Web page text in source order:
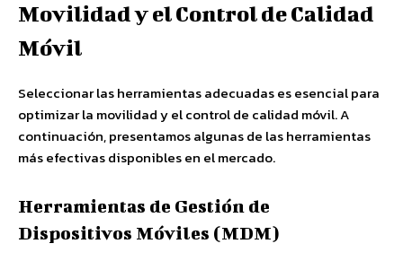
Movilidad y el Control de Calidad
Móvil
Seleccionar las herramientas adecuadas es esencial para
optimizar la movilidad y el control de calidad móvil. A
continuación, presentamos algunas de las herramientas
más efectivas disponibles en el mercado.
Herramientas de Gestión de
Dispositivos Móviles (MDM)